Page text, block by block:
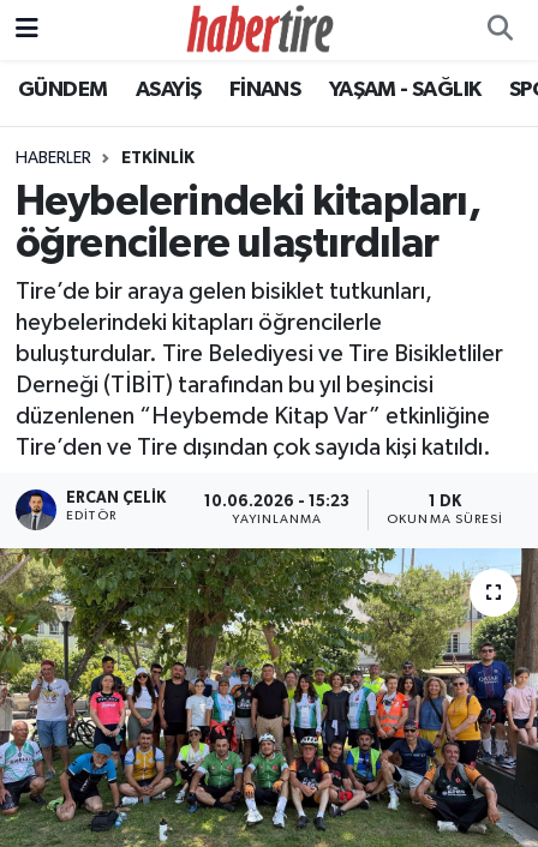
GÜNDEM ASAYİŞ FİNANS YAŞAM - SAĞLIK
HABERLER ETKİNLİK
Heybelerindeki kitapları,
öğrencilere ulaştırdılar
Tire’de bir araya gelen bisiklet tutkunları,
heybelerindeki kitapları öğrencilerle
buluşturdular. Tire Belediyesi ve Tire Bisikletliler
Derneği (TİBİT) tarafından bu yıl beşincisi
düzenlenen “Heybemde Kitap Var” etkinliğine
Tire’den ve Tire dışından çok sayıda kişi katıldı.
ERCAN ÇELIK
EDITÖR
10.06.2026 - 15:23
YAYINLANMA
1 DK
OKUNMA SÜRESI
Tire Nöbetçi Eczaneler
Tire Hava Durumu
Tire Trafik Yoğunluk Haritası
Tüm Manşetler
Son Dakika Haberleri
Haber Arşivi